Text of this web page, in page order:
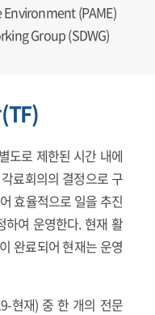
(PAME)
Group (SDWG)
도로 제한된 시간 내에
료회의의 결정으로 구
효율적으로 일을 추진
하여 운영한다. 현재 활
완료되어 현재는 운영
현재) 중 한 개의 전문